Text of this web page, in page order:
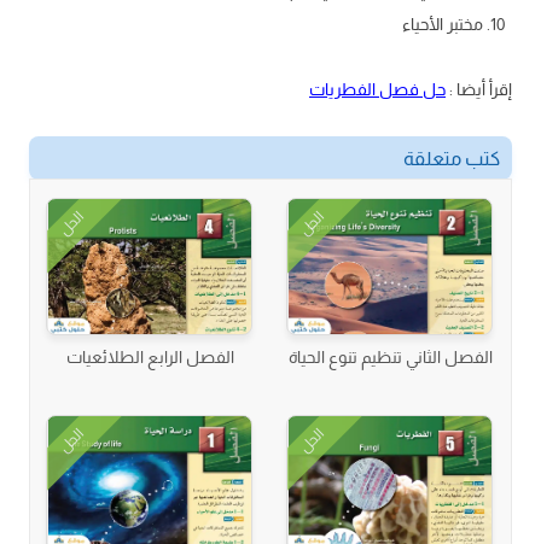
مختبر الأحياء
إقرأ أيضا :حل فصل الفطريات
كتب متعلقة
الحل
الفصل الثاني تنظيم تنوع الحياة
الحل
الفصل الرابع الطلائعيات
الحل الحل